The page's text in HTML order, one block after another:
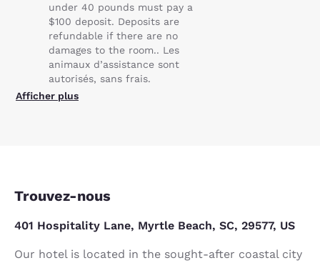
under 40 pounds must pay a
$100 deposit. Deposits are
refundable if there are no
damages to the room.. Les
animaux d’assistance sont
autorisés, sans frais.
Afficher plus
Trouvez-nous
401 Hospitality Lane, Myrtle Beach, SC, 29577, US
Our hotel is located in the sought-after coastal city